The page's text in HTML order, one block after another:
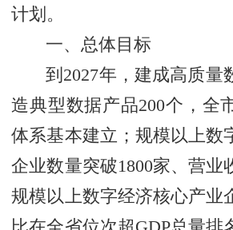
计划。
一、总体目标
到2027年，建成高质量
造典型数据产品200个，全
体系基本建立；规模以上数
企业数量突破1800家、营业
规模以上数字经济核心产业